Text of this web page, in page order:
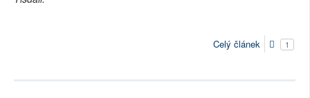
Celý článek 1